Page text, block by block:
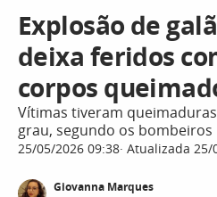
Explosão de
deixa feridos
corpos
Vítimas tiveram
grau, segundo os bombeiros
25/05/2026 09:38 Atualizada 25/
Giovanna Marques